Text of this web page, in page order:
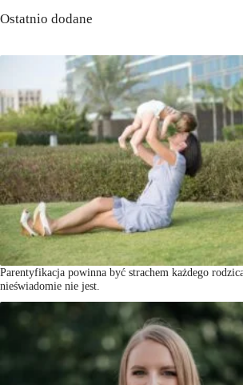
Ostatnio dodane
Parentyfikacja powinna być strachem każdego
nieświadomie nie jest.